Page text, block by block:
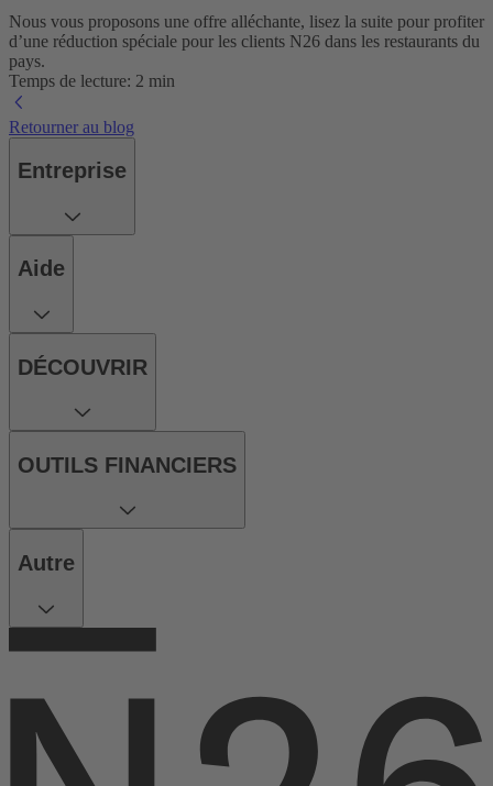
Nous vous proposons une offre alléchante, lisez la suite pour profiter
d’une réduction spéciale pour les clients N26 dans les restaurants du
pays.
Temps de lecture: 2 min
Retourner au blog
Entreprise
Aide
DÉCOUVRIR
OUTILS FINANCIERS
Autre